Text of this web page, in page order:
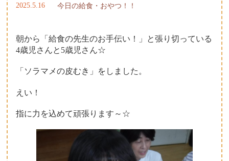
2025.5.16 今日の給食・おやつ！！
朝から「給食の先生のお手伝い！」と張り切っている
4歳児さんと5歳児さん☆
「ソラマメの皮むき」をしました。
えい！
指に力を込めて頑張ります～☆